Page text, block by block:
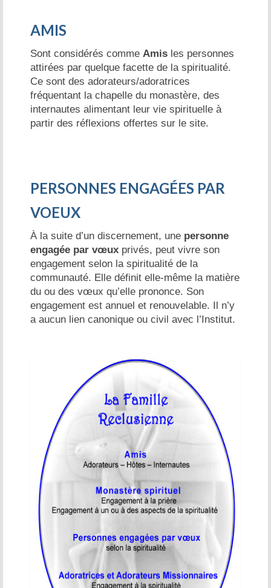
AMIS
Sont considérés comme Amis les personnes
attirées par quelque facette de la spiritualité.
Ce sont des adorateurs/adoratrices
fréquentant la chapelle du monastère, des
internautes alimentant leur vie spirituelle à
partir des réflexions offertes sur le site.
PERSONNES ENGAGÉES PAR
VOEUX
À la suite d’un discernement, une personne
engagée par vœux privés, peut vivre son
engagement selon la spiritualité de la
communauté. Elle définit elle-même la matière
du ou des vœux qu’elle prononce. Son
engagement est annuel et renouvelable. Il n’y
a aucun lien canonique ou civil avec l’Institut.